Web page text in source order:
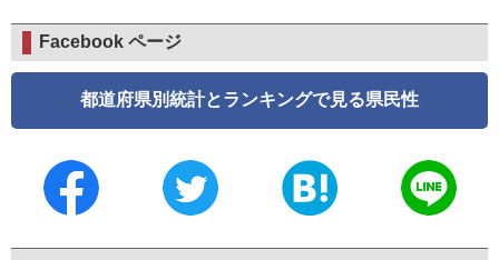
Facebook ページ
都道府県別統計とランキングで見る県民性